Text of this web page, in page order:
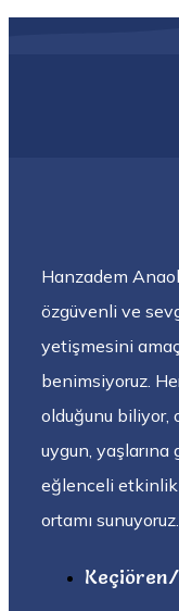
Hanzadem
özgüvenli ve
yetişmesini
benimsiyoruz.
olduğunu biliyor,
uygun,
eğlenceli
ortamı sunuyoruz.